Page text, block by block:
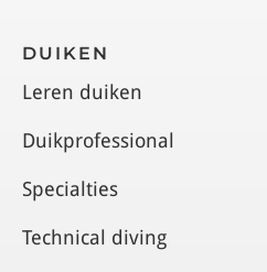
DUIKEN
Leren duiken
Duikprofessional
Specialties
Technical diving